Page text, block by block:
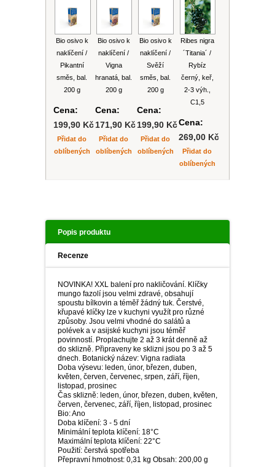
PLEKTRANT
SCAEVOLA
OSTRUHATKA
HELICHRYSUM
OSTEOSPERMUM
ISOTOMA
PRYŠEC
VĚJÍŘOVKA
TAŘICE
NETÝKAVKA
POPENEC
ECHINACEA
Bio osivo k
naklíčení /
Pikantní
směs, bal.
200 g
Cena:
199,90 Kč
Přidat do
oblíbených
Bio osivo k
naklíčení /
Vigna
hranatá, bal.
200 g
Cena:
171,90 Kč
Přidat do
oblíbených
Bio osivo k
naklíčení /
Svěží
směs, bal.
200 g
Cena:
199,90 Kč
Přidat do
oblíbených
Ribes nigra
´Titania´ /
Rybíz
černý, keř,
2-3 výh.,
C1,5
Cena:
269,00 Kč
Přidat do
oblíbených
Popis produktu
Recenze
NOVINKA! XXL balení pro nakličování. Klíčky
mungo fazolí jsou velmi zdravé, obsahují
spoustu bílkovin a téměř žádný tuk. Čerstvé,
křupavé klíčky lze v kuchyni využít pro různé
způsoby. Jsou velmi vhodné do salátů a
polévek a v asijské kuchyni jsou téměř
povinností. Proplachujte 2 až 3 krát denně až
do sklizně. Připraveny ke sklizni jsou po 3 až 5
dnech. Botanický název: Vigna radiata
Doba výsevu: leden, únor, březen, duben,
květen, červen, červenec, srpen, září, říjen,
listopad, prosinec
Čas sklizně: leden, únor, březen, duben, květen,
červen, červenec, září, říjen, listopad, prosinec
Bio: Ano
Doba klíčení: 3 - 5 dní
Minimální teplota klíčení: 18°C
Maximální teplota klíčení: 22°C
Použití: čerstvá spotřeba
Přepravní hmotnost: 0,31 kg Obsah: 200,00 g